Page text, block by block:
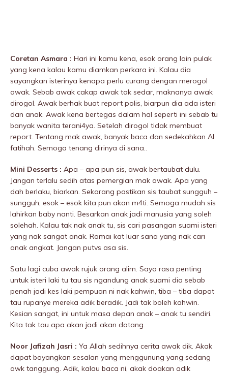
Coretan Asmara : Hari ini kamu kena, esok orang lain pulak
yang kena kalau kamu diamkan perkara ini. Kalau dia
sayangkan isterinya kenapa perlu curang dengan merogoI
awak. Sebab awak cakap awak tak sedar, maknanya awak
dirogoI. Awak berhak buat report polis, biarpun dia ada isteri
dan anak. Awak kena bertegas dalam hal seperti ini sebab tu
banyak wanita terani4ya. Setelah dirogoI tidak membuat
report. Tentang mak awak, banyak baca dan sedekahkan Al
fatihah. Semoga tenang dirinya di sana..
Mini Desserts : Apa – apa pun sis, awak bertaubat dulu.
Jangan terlalu sedih atas pemergian mak awak. Apa yang
dah berlaku, biarkan. Sekarang pastikan sis taubat sungguh –
sungguh, esok – esok kita pun akan m4ti. Semoga mudah sis
lahirkan baby nanti. Besarkan anak jadi manusia yang soleh
solehah. Kalau tak nak anak tu, sis cari pasangan suami isteri
yang nak sangat anak. Ramai kat luar sana yang nak cari
anak angkat. Jangan putvs asa sis.
Satu lagi cuba awak rujuk orang alim. Saya rasa penting
untuk isteri laki tu tau sis ngandung anak suami dia sebab
penah jadi kes laki pempuan ni nak kahwin, tiba – tiba dapat
tau rupanye mereka adik beradik. Jadi tak boleh kahwin.
Kesian sangat, ini untuk masa depan anak – anak tu sendiri.
Kita tak tau apa akan jadi akan datang.
Noor Jafizah Jasri : Ya Allah sedihnya cerita awak dik. Akak
dapat bayangkan sesalan yang menggunung yang sedang
awk tanggung. Adik, kalau baca ni, akak doakan adik